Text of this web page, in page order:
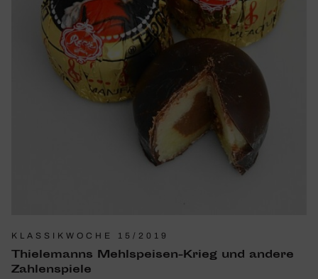
KLASSIKWOCHE 15/2019
Thie­le­manns Mehl­speisen-Krieg und andere
Zahlen­spiele